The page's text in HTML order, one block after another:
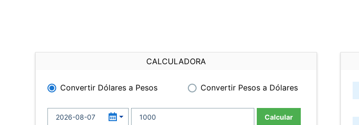
CALCULADORA
Convertir Dólares a Pesos Convertir Pesos a Dólares
Calcular